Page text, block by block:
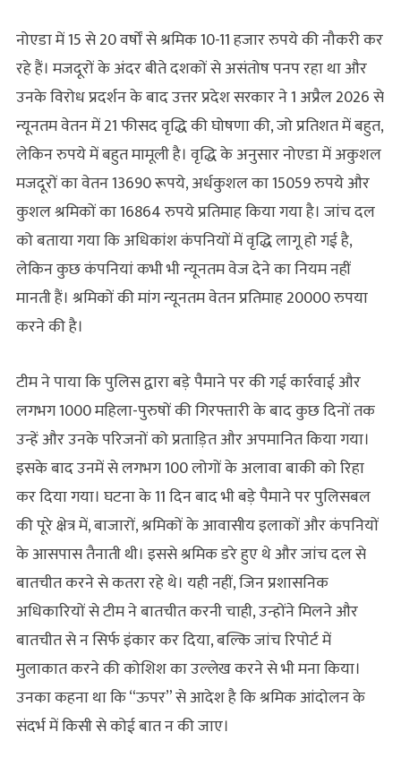
नोएडा में 15 से 20 वर्षों से श्रमिक 10-11 हजार रुपये की नौकरी कर
रहे हैं। मजदूरों के अंदर बीते दशकों से असंतोष पनप रहा था और
उनके विरोध प्रदर्शन के बाद उत्तर प्रदेश सरकार ने 1 अप्रैल 2026 से
न्यूनतम वेतन में 21 फीसद वृद्धि की घोषणा की, जो प्रतिशत में बहुत,
लेकिन रुपये में बहुत मामूली है। वृद्धि के अनुसार नोएडा में अकुशल
मजदूरों का वेतन 13690 रूपये, अर्धकुशल का 15059 रुपये और
कुशल श्रमिकों का 16864 रुपये प्रतिमाह किया गया है। जांच दल
को बताया गया कि अधिकांश कंपनियों में वृद्धि लागू हो गई है,
लेकिन कुछ कंपनियां कभी भी न्यूनतम वेज देने का नियम नहीं
मानती हैं। श्रमिकों की मांग न्यूनतम वेतन प्रतिमाह 20000 रुपया
करने की है।
टीम ने पाया कि पुलिस द्वारा बड़े पैमाने पर की गई कार्रवाई और
लगभग 1000 महिला-पुरुषों की गिरफ्तारी के बाद कुछ दिनों तक
उन्हें और उनके परिजनों को प्रताड़ित और अपमानित किया गया।
इसके बाद उनमें से लगभग 100 लोगों के अलावा बाकी को रिहा
कर दिया गया। घटना के 11 दिन बाद भी बड़े पैमाने पर पुलिसबल
की पूरे क्षेत्र में, बाजारों, श्रमिकों के आवासीय इलाकों और कंपनियों
के आसपास तैनाती थी। इससे श्रमिक डरे हुए थे और जांच दल से
बातचीत करने से कतरा रहे थे। यही नहीं, जिन प्रशासनिक
अधिकारियों से टीम ने बातचीत करनी चाही, उन्होंने मिलने और
बातचीत से न सिर्फ इंकार कर दिया, बल्कि जांच रिपोर्ट में
मुलाकात करने की कोशिश का उल्लेख करने से भी मना किया।
उनका कहना था कि “ऊपर” से आदेश है कि श्रमिक आंदोलन के
संदर्भ में किसी से कोई बात न की जाए।